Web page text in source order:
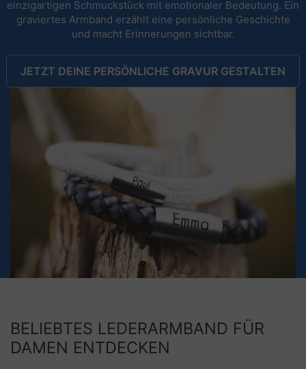
einzigartigen Schmuckstück mit emotionaler Bedeutung. Ein
graviertes Armband erzählt eine persönliche Geschichte
und macht Erinnerungen sichtbar.
JETZT DEINE PERSÖNLICHE GRAVUR GESTALTEN
BELIEBTES LEDERARMBAND FÜR
DAMEN ENTDECKEN